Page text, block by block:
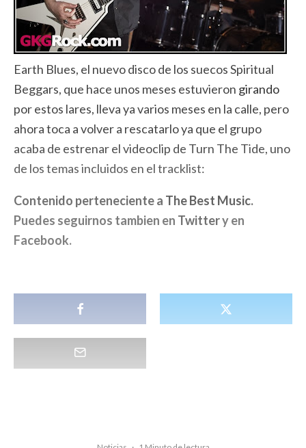
Earth Blues, el nuevo disco de los suecos Spiritual
Beggars, que hace unos meses estuvieron girando
por estos lares, lleva ya varios meses en la calle, pero
ahora toca a volver a rescatarlo ya que el grupo
acaba de estrenar el videoclip de Turn The Tide, uno
de los temas incluidos en el tracklist:
Contenido perteneciente a The Best Music.
Puedes seguirnos tambien en Twittery en
Facebook.